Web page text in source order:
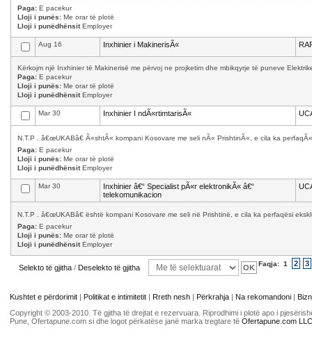
Paga: E pacekur
Lloji i punës: Me orar të plotë
Lloji i punëdhënsitEmployer
Aug 16 Inxhinier i MakinerisÃ«
Kërkojm një Inxhinier të Makinerisë me përvoj ne projketim dhe mbikqyrje të puneve
Paga: E pacekur
Lloji i punës: Me orar të plotë
Lloji i punëdhënsitEmployer
Mar 30 Inxhinier I ndÃ«rtimtarisÃ«
N.T.P . â€œUKABâ€ Ã«shtÃ« kompani Kosovare me seli nÃ« PrishtinÃ«, e cila ka
Paga: E pacekur
Lloji i punës: Me orar të plotë
Lloji i punëdhënsitEmployer
Mar 30
Inxhinier â€“ Specialist pÃ«r elektronikÃ« â€“
telekomunikacion
N.T.P . â€œUKABâ€ është kompani Kosovare me seli në Prishtinë, e cila ka perfaqësi
Paga: E pacekur
Lloji i punës: Me orar të plotë
Lloji i punëdhënsitEmployer
Selekto të gjitha / Deselekto të gjitha Faqja: 1 2 3
Kushtet e përdorimit | Politikat e intimitetit | Rreth nesh | Përkrahja | Na rekomandoni |
Copyright © 2003-2010. Të gjitha të drejtat e rezervuara. Riprodhimi i plotë apo i
Pune, Ofertapune.com si dhe logot përkatëse janë marka tregtare të Ofertapune.com LLC